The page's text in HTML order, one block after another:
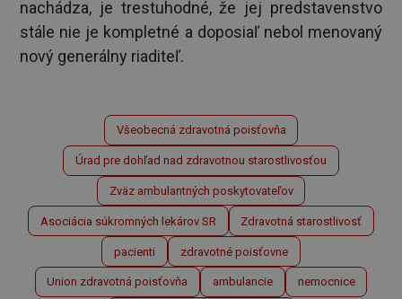
nachádza, je trestuhodné, že jej predstavenstvo
stále nie je kompletné a doposiaľ nebol menovaný
nový generálny riaditeľ.
Všeobecná zdravotná poisťovňa
Úrad pre dohľad nad zdravotnou starostlivosťou
Zväz ambulantných poskytovateľov
Asociácia súkromných lekárov SR Zdravotná starostlivosť
pacienti zdravotné poisťovne
Union zdravotná poisťovňa ambulancie nemocnice